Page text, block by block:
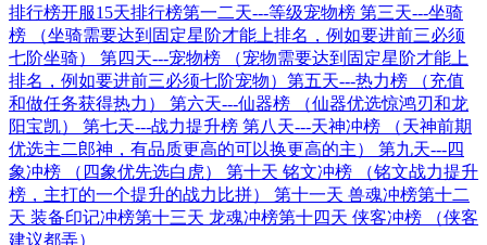
排行榜开服15天排行榜第一二天---等级宠物榜 第三天---坐骑
榜 （坐骑需要达到固定星阶才能上排名，例如要进前三必须
七阶坐骑） 第四天---宠物榜 （宠物需要达到固定星阶才能上
排名，例如要进前三必须七阶宠物）第五天---热力榜 （充值
和做任务获得热力） 第六天---仙器榜 （仙器优选惊鸿刃和龙
阳宝凯） 第七天---战力提升榜 第八天---天神冲榜 （天神前期
优选主二郎神，有品质更高的可以换更高的主） 第九天---四
象冲榜 （四象优先选白虎） 第十天 铭文冲榜 （铭文战力提升
榜，主打的一个提升的战力比拼） 第十一天 兽魂冲榜第十二
天 装备印记冲榜第十三天 龙魂冲榜第十四天 侠客冲榜 （侠客
建议都弄）